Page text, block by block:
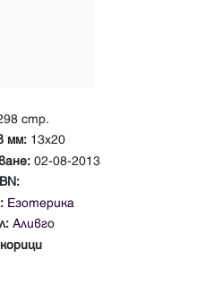
стр.
мм: 13х20
02-08-2013
Езотерика
Аливго